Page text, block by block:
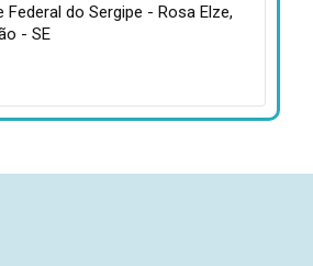
Federal do Sergipe - Rosa Elze,
- SE